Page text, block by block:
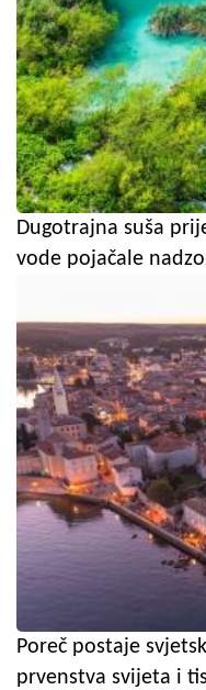
Dugotrajna suša
vode pojačale
Poreč postaje
prvenstva svijeta i